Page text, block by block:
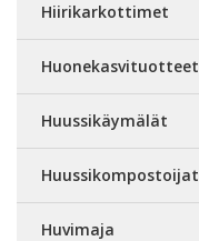
Hiirikarkottimet
Huonekasvituotteet
Huussikäymälät
Huussikompostoijat
Huvimaja